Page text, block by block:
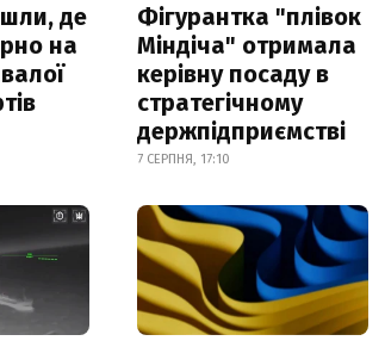
де
на
Фігурантка "плівок
Міндіча" отримала
керівну посаду в
стратегічному
держпідприємстві
7 СЕРПНЯ, 17:10